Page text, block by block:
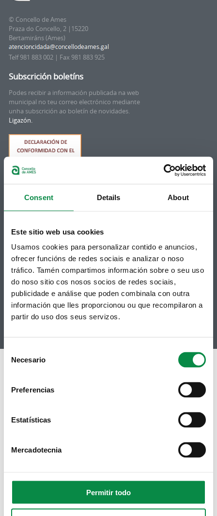
Consent Details About
Este sitio web usa cookies
Usamos cookies para personalizar contido e anuncios,
ofrecer funcións de redes sociais e analizar o noso
tráfico. Tamén compartimos información sobre o seu uso
do noso sitio cos nosos socios de redes sociais,
publicidade e análise que poden combinala con outra
información que lles proporcionou ou que recompilaron a
partir do uso dos seus servizos.
Consent
Selection
Necesario
Preferencias
Estatísticas
Mercadotecnia
Permitir todo
© Concello de Ames
Praza do Concello, 2 |15220
Bertamiráns (Ames)
Telf 981 883 002 | Fax 981 883 925
Subscrición boletíns
Podes recibir a información publicada na web
municipal no teu correo electrónico mediante
unha subscrición ao boletín de novidades.
Ligazón.
Síguenos
Facebook
Telegram
RSS
Youtube
Instagram
Aviso Legal
Accesibilidade
Contacto
Politicas de Cookies
Hemeroteca